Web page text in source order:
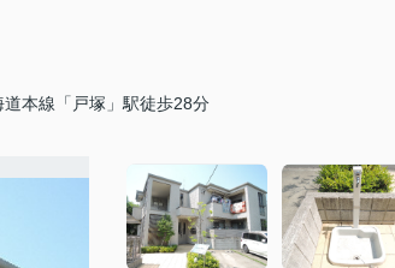
道本線「戸塚」駅徒歩28分